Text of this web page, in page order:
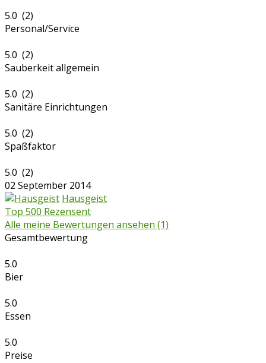
5.0 (2)
Personal/Service
5.0 (2)
Sauberkeit allgemein
5.0 (2)
Sanitäre Einrichtungen
5.0 (2)
Spaßfaktor
5.0 (2)
02 September 2014
Hausgeist
Top 500 Rezensent
Alle meine Bewertungen ansehen (1)
Gesamtbewertung
5.0
Bier
5.0
Essen
5.0
Preise